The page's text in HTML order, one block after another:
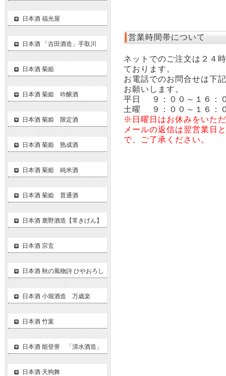
営業時間帯について
ネットでのご注文は２４
ております。
お電話でのお問合せは下
お願いします。
平日 ９：００～１６：
土曜 ９：００～１６：
※日曜日はお休みをいた
メールの返信は翌営業日
で、ご了承ください。
日本酒 福光屋
日本酒 「吉田酒造」手取川
日本酒 菊姫
日本酒 菊姫 吟醸酒
日本酒 菊姫 限定酒
日本酒 菊姫 熟成酒
日本酒 菊姫 純米酒
日本酒 菊姫 普通酒
日本酒 鹿野酒造【常きげん】
日本酒 宗玄
日本酒 秋の風物詩 ひやおろし
日本酒 小堀酒造 万歳楽
日本酒 竹葉
日本酒 能登誉 「清水酒造」
日本酒 天狗舞